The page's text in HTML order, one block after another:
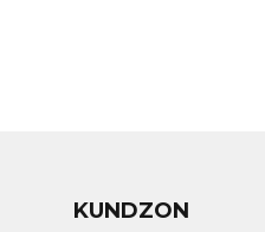
KUNDZON